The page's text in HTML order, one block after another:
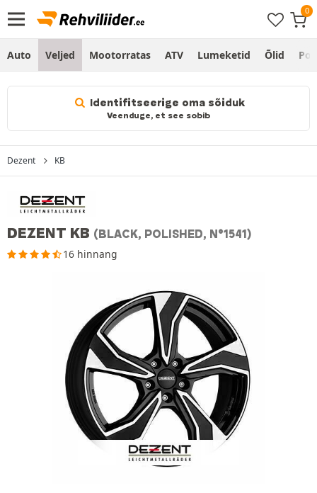
Auto Veljed Mootorratas ATV Lumeketid Õlid
Identifitseerige oma sõiduk
Veenduge, et see sobib
Dezent KB
DEZENT KB (BLACK, POLISHED, N°1541)
16 hinnang